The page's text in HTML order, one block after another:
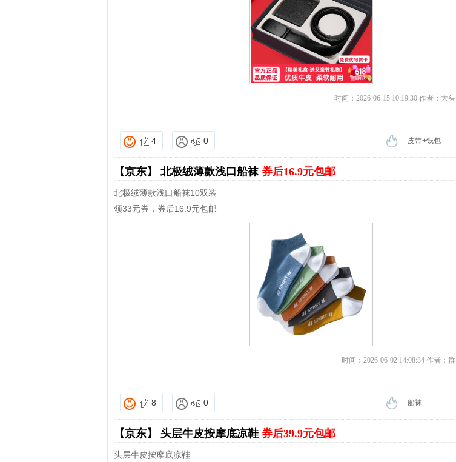
时间：2026-06-15 10:19:30 作者：大头
4 0 皮带+钱包
【京东】 北极绒薄款浅口船袜 券后16.9元包邮
北极绒薄款浅口船袜10双装
领33元券，券后16.9元包邮
时间：2026-06-02 14:08:34 作者：群
8 0 船袜
【京东】 头层牛皮按摩底凉鞋 券后39.9元包邮
头层牛皮按摩底凉鞋